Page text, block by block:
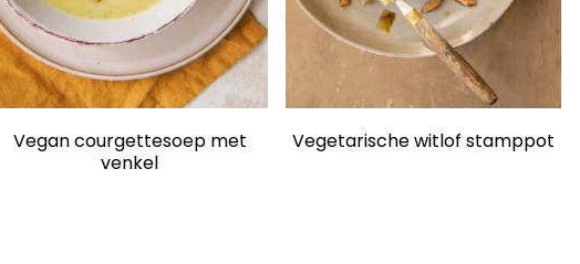
Vegan courgettesoep met
venkel
Vegetarische witlof stamppot